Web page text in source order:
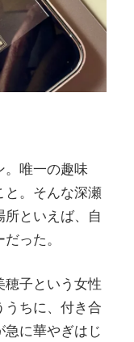
唯一の趣味
と。そんな深瀬
といえば、自
った。
子という女性
うちに、付き合
に華やぎはじ